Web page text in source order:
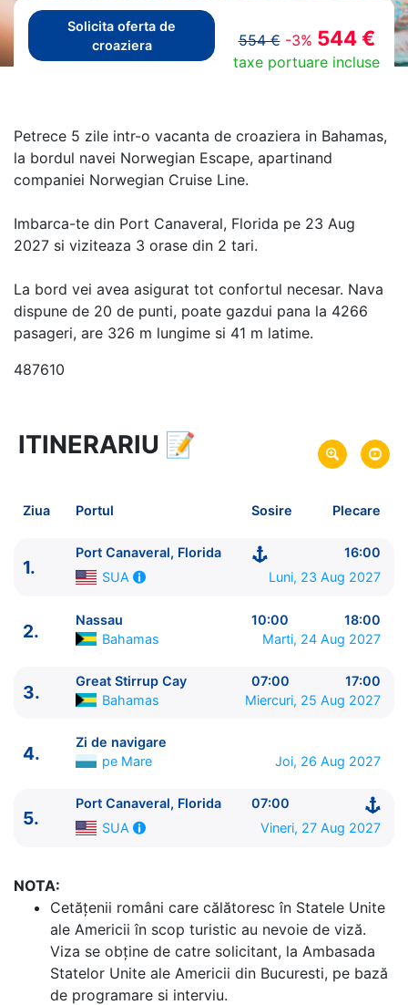
Solicita oferta de
croaziera
554 € -3% 544 €
taxe portuare incluse
Petrece 5 zile intr-o vacanta de croaziera in Bahamas,
la bordul navei Norwegian Escape, apartinand
companiei Norwegian Cruise Line.
Imbarca-te din Port Canaveral, Florida pe 23 Aug
2027 si viziteaza 3 orase din 2 tari.
La bord vei avea asigurat tot confortul necesar. Nava
dispune de 20 de punti, poate gazdui pana la 4266
pasageri, are 326 m lungime si 41 m latime.
487610
5 zile vacanta de croaziera in
link oferta
Plecare pe 23 Aug 2027
din Port Canaveral, Florida,
Sosire pe 27 Aug 2027 in Port Canaveral, Florida,
SUA
Norwegian Cruise Line
Norwegian Escape★★★★★
Ziua | Portul | Sosire - Plecare
----------------------------------------
Port Canaveral, Florida SUA ⚓ - 16:00
Nassau Bahamas 10:00 - 18:00
Great Stirrup Cay Bahamas 07:00 - 17:00
Zi de navigare pe Mare 0:00 - 0:00
ITINERARIU 📝
Ziua Portul Sosire Plecare
1.
Port Canaveral, Florida
16:00
SUA
Luni, 23 Aug 2027
2.
Nassau 10:00
18:00
Bahamas
Marti, 24 Aug 2027
3.
Great Stirrup Cay 07:00
17:00
Bahamas
Miercuri, 25 Aug 2027
4.
Zi de navigare
pe Mare
Joi, 26 Aug 2027
5.
Port Canaveral, Florida
07:00
SUA
Vineri, 27 Aug 2027
NOTA:
Cetăţenii români care călătoresc în Statele Unite
ale Americii în scop turistic au nevoie de viză.
Viza se obține de catre solicitant, la Ambasada
Statelor Unite ale Americii din Bucuresti, pe bază
de programare si interviu.